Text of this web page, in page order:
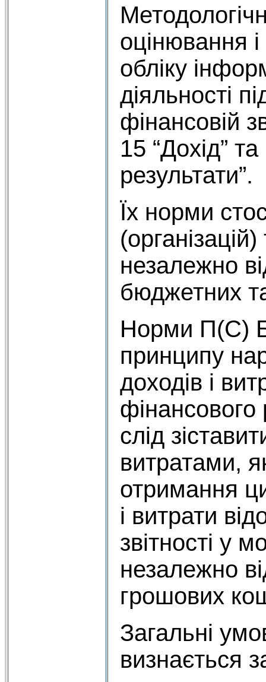
оцінювання
обліку
діяльності
фінансовій
15 “Дохід”
результати”.
Їх норми
незалежно
бюджетних
Норми П(С)
принципу
доходів і
фінансового
слід
витратами,
отримання
і витрати
звітності у
незалежно
грошових
Загальні
визнається